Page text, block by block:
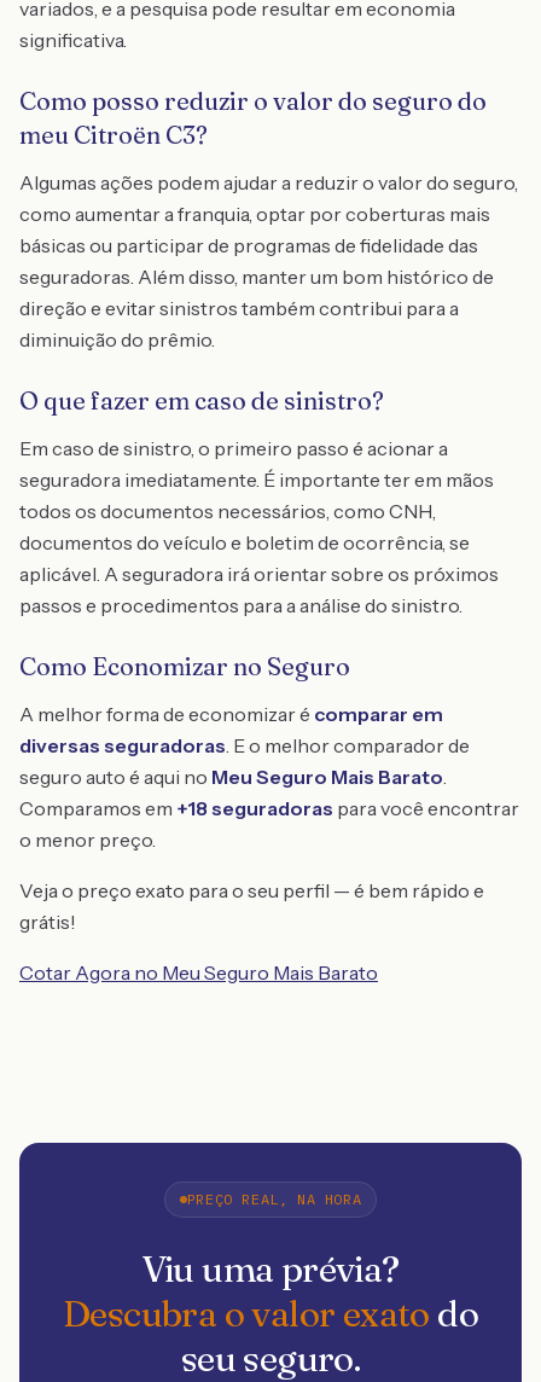
variados, e a pesquisa pode resultar em economia
significativa.
Como posso reduzir o valor do seguro do
meu Citroën C3?
Algumas ações podem ajudar a reduzir o valor do seguro,
como aumentar a franquia, optar por coberturas mais
básicas ou participar de programas de fidelidade das
seguradoras. Além disso, manter um bom histórico de
direção e evitar sinistros também contribui para a
diminuição do prêmio.
O que fazer em caso de sinistro?
Em caso de sinistro, o primeiro passo é acionar a
seguradora imediatamente. É importante ter em mãos
todos os documentos necessários, como CNH,
documentos do veículo e boletim de ocorrência, se
aplicável. A seguradora irá orientar sobre os próximos
passos e procedimentos para a análise do sinistro.
Como Economizar no Seguro
A melhor forma de economizar é comparar em
diversas seguradoras. E o melhor comparador de
seguro auto é aqui no Meu Seguro Mais Barato.
Comparamos em +18 seguradoras para você encontrar
o menor preço.
Veja o preço exato para o seu perfil — é bem rápido e
grátis!
Cotar Agora no Meu Seguro Mais Barato
PREÇO REAL, NA HORA
Viu uma prévia?
Descubra o valor exato do
seu seguro.